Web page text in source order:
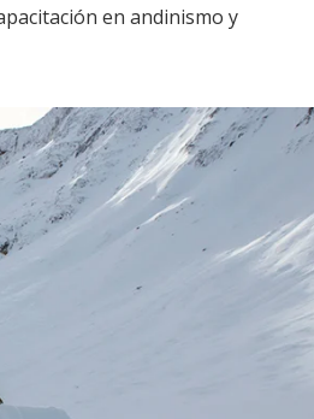
en andinismo y